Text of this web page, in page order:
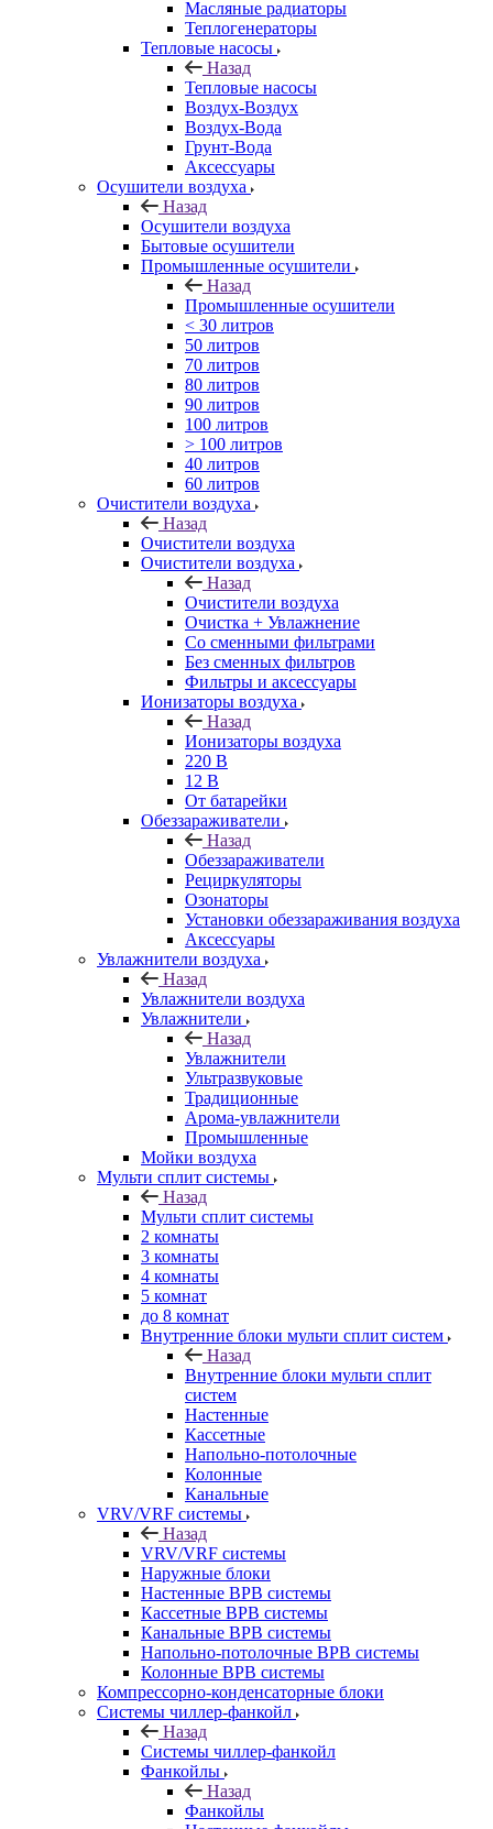
Масляные радиаторы
Теплогенераторы
Тепловые насосы
Назад
Тепловые насосы
Воздух-Воздух
Воздух-Вода
Грунт-Вода
Аксессуары
Осушители воздуха
Назад
Осушители воздуха
Бытовые осушители
Промышленные осушители
Назад
Промышленные осушители
< 30 литров
50 литров
70 литров
80 литров
90 литров
100 литров
> 100 литров
40 литров
60 литров
Очистители воздуха
Назад
Очистители воздуха
Очистители воздуха
Назад
Очистители воздуха
Очистка + Увлажнение
Cо сменными фильтрами
Без сменных фильтров
Фильтры и аксессуары
Ионизаторы воздуха
Назад
Ионизаторы воздуха
220 В
12 В
От батарейки
Обеззараживатели
Назад
Обеззараживатели
Рециркуляторы
Озонаторы
Установки обеззараживания воздуха
Аксессуары
Увлажнители воздуха
Назад
Увлажнители воздуха
Увлажнители
Назад
Увлажнители
Ультразвуковые
Традиционные
Арома-увлажнители
Промышленные
Мойки воздуха
Мульти сплит системы
Назад
Мульти сплит системы
2 комнаты
3 комнаты
4 комнаты
5 комнат
до 8 комнат
Внутренние блоки мульти сплит систем
Назад
Внутренние блоки мульти сплит
систем
Настенные
Кассетные
Напольно-потолочные
Колонные
Канальные
VRV/VRF системы
Назад
VRV/VRF системы
Наружные блоки
Настенные ВРВ системы
Кассетные ВРВ системы
Канальные ВРВ системы
Напольно-потолочные ВРВ системы
Колонные ВРВ системы
Компрессорно-конденсаторные блоки
Системы чиллер-фанкойл
Назад
Системы чиллер-фанкойл
Фанкойлы
Назад
Фанкойлы